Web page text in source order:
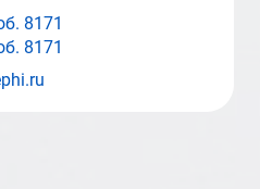
8171
8171